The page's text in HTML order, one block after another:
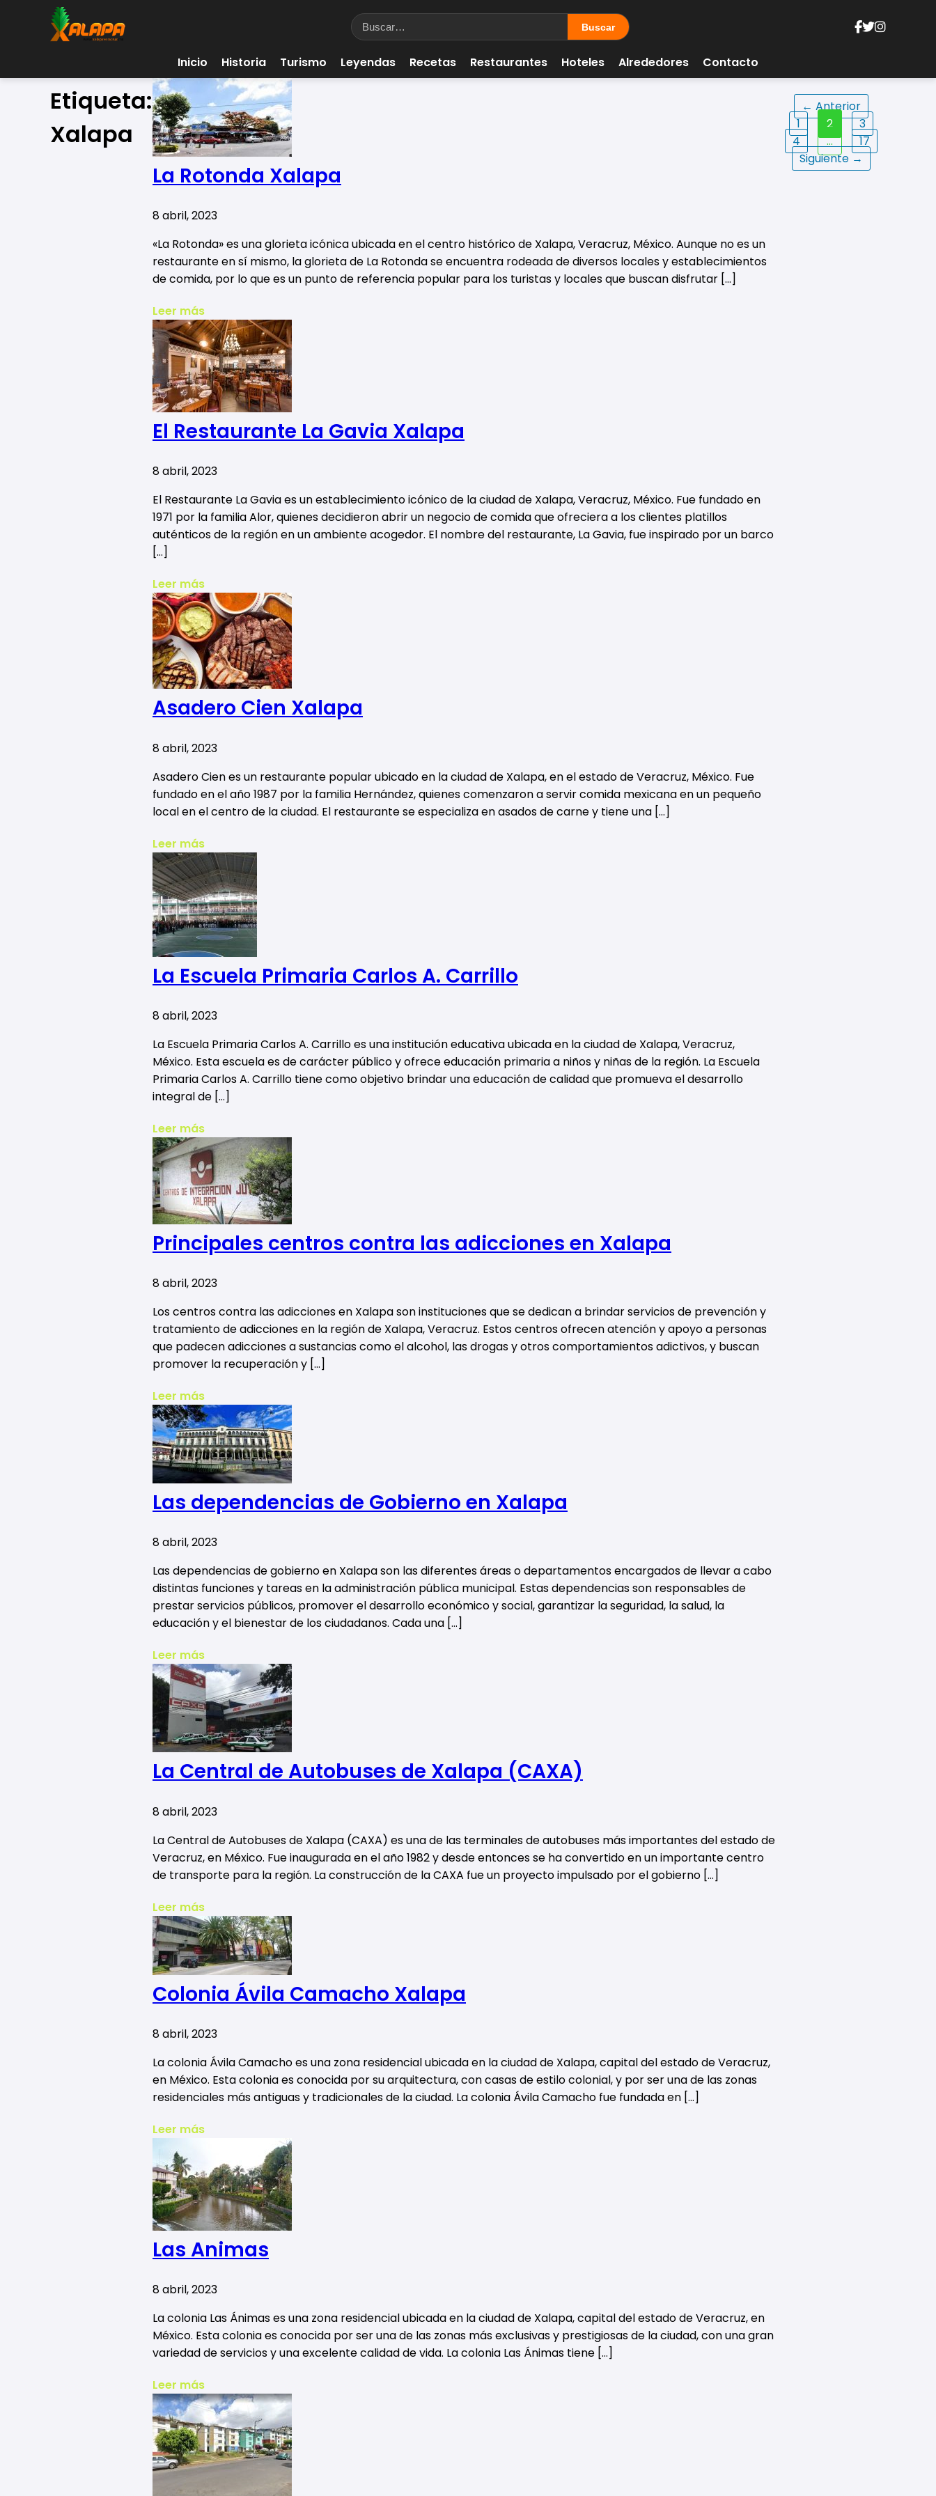
Inicio Historia Turismo Leyendas Recetas Restaurantes Hoteles Alrededores Contacto
Etiqueta:
Xalapa
La Rotonda Xalapa
8 abril, 2023
«La Rotonda» es una glorieta icónica ubicada en el centro histórico de Xalapa, Veracruz, México. Aunque no es un
restaurante en sí mismo, la glorieta de La Rotonda se encuentra rodeada de diversos locales y establecimientos
de comida, por lo que es un punto de referencia popular para los turistas y locales que buscan disfrutar […]
Leer más
El Restaurante La Gavia Xalapa
8 abril, 2023
El Restaurante La Gavia es un establecimiento icónico de la ciudad de Xalapa, Veracruz, México. Fue fundado en
1971 por la familia Alor, quienes decidieron abrir un negocio de comida que ofreciera a los clientes platillos
auténticos de la región en un ambiente acogedor. El nombre del restaurante, La Gavia, fue inspirado por un barco
[…]
Leer más
Asadero Cien Xalapa
8 abril, 2023
Asadero Cien es un restaurante popular ubicado en la ciudad de Xalapa, en el estado de Veracruz, México. Fue
fundado en el año 1987 por la familia Hernández, quienes comenzaron a servir comida mexicana en un pequeño
local en el centro de la ciudad. El restaurante se especializa en asados ​​de carne y tiene una […]
Leer más
La Escuela Primaria Carlos A. Carrillo
8 abril, 2023
La Escuela Primaria Carlos A. Carrillo es una institución educativa ubicada en la ciudad de Xalapa, Veracruz,
México. Esta escuela es de carácter público y ofrece educación primaria a niños y niñas de la región. La Escuela
Primaria Carlos A. Carrillo tiene como objetivo brindar una educación de calidad que promueva el desarrollo
integral de […]
Leer más
Principales centros contra las adicciones en Xalapa
8 abril, 2023
Los centros contra las adicciones en Xalapa son instituciones que se dedican a brindar servicios de prevención y
tratamiento de adicciones en la región de Xalapa, Veracruz. Estos centros ofrecen atención y apoyo a personas
que padecen adicciones a sustancias como el alcohol, las drogas y otros comportamientos adictivos, y buscan
promover la recuperación y […]
Leer más
Las dependencias de Gobierno en Xalapa
8 abril, 2023
Las dependencias de gobierno en Xalapa son las diferentes áreas o departamentos encargados de llevar a cabo
distintas funciones y tareas en la administración pública municipal. Estas dependencias son responsables de
prestar servicios públicos, promover el desarrollo económico y social, garantizar la seguridad, la salud, la
educación y el bienestar de los ciudadanos. Cada una […]
Leer más
La Central de Autobuses de Xalapa (CAXA)
8 abril, 2023
La Central de Autobuses de Xalapa (CAXA) es una de las terminales de autobuses más importantes del estado de
Veracruz, en México. Fue inaugurada en el año 1982 y desde entonces se ha convertido en un importante centro
de transporte para la región. La construcción de la CAXA fue un proyecto impulsado por el gobierno […]
Leer más
Colonia Ávila Camacho Xalapa
8 abril, 2023
La colonia Ávila Camacho es una zona residencial ubicada en la ciudad de Xalapa, capital del estado de Veracruz,
en México. Esta colonia es conocida por su arquitectura, con casas de estilo colonial, y por ser una de las zonas
residenciales más antiguas y tradicionales de la ciudad. La colonia Ávila Camacho fue fundada en […]
Leer más
Las Animas
8 abril, 2023
La colonia Las Ánimas es una zona residencial ubicada en la ciudad de Xalapa, capital del estado de Veracruz, en
México. Esta colonia es conocida por ser una de las zonas más exclusivas y prestigiosas de la ciudad, con una gran
variedad de servicios y una excelente calidad de vida. La colonia Las Ánimas tiene […]
Leer más
Paginación
de
entradas
← Anterior
1
2
3
4
…
17
Siguiente →